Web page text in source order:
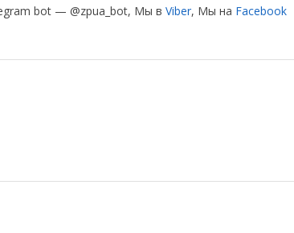
bot — @zpua_bot, Мы в Viber, Мы на Facebook